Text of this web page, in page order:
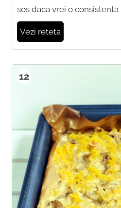
sos daca vrei o consistenta
Vezi reteta
12